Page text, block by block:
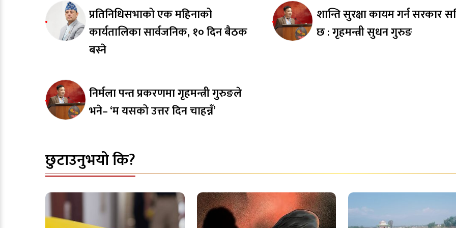
प्रतिनिधिसभाको एक महिनाको
कार्यतालिका सार्वजनिक, १० दिन बैठक
बस्ने
शान्ति सुरक्षा कायम गर्न सरकार
छ : गृहमन्त्री सुधन गुरुङ
निर्मला पन्त प्रकरणमा गृहमन्त्री गुरुङले
भने– ‘म यसको उत्तर दिन चाहन्नँ’
छुटाउनुभयो कि?